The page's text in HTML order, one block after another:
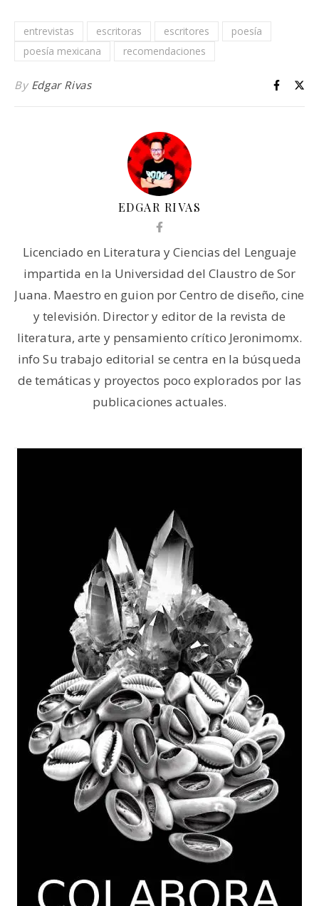
entrevistas escritoras escritores
poesía
poesía mexicana
recomendaciones
By Edgar Rivas
EDGAR RIVAS
Licenciado en Literatura y Ciencias del Lenguaje
impartida en la Universidad del Claustro de Sor
Juana. Maestro en guion por Centro de diseño, cine
y televisión. Director y editor de la revista de
literatura, arte y pensamiento crítico Jeronimomx.
info Su trabajo editorial se centra en la búsqueda
de temáticas y proyectos poco explorados por las
publicaciones actuales.